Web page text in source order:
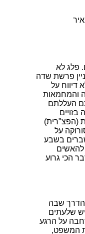
פלג לא
פרשת שדה
דיווח על
והמחמאות
העללתם
(הפצ"רית)
על
בשבע
להאשים
הכי גרוע
הדרך שבה
שלעתים
על הרגע
המשפט,